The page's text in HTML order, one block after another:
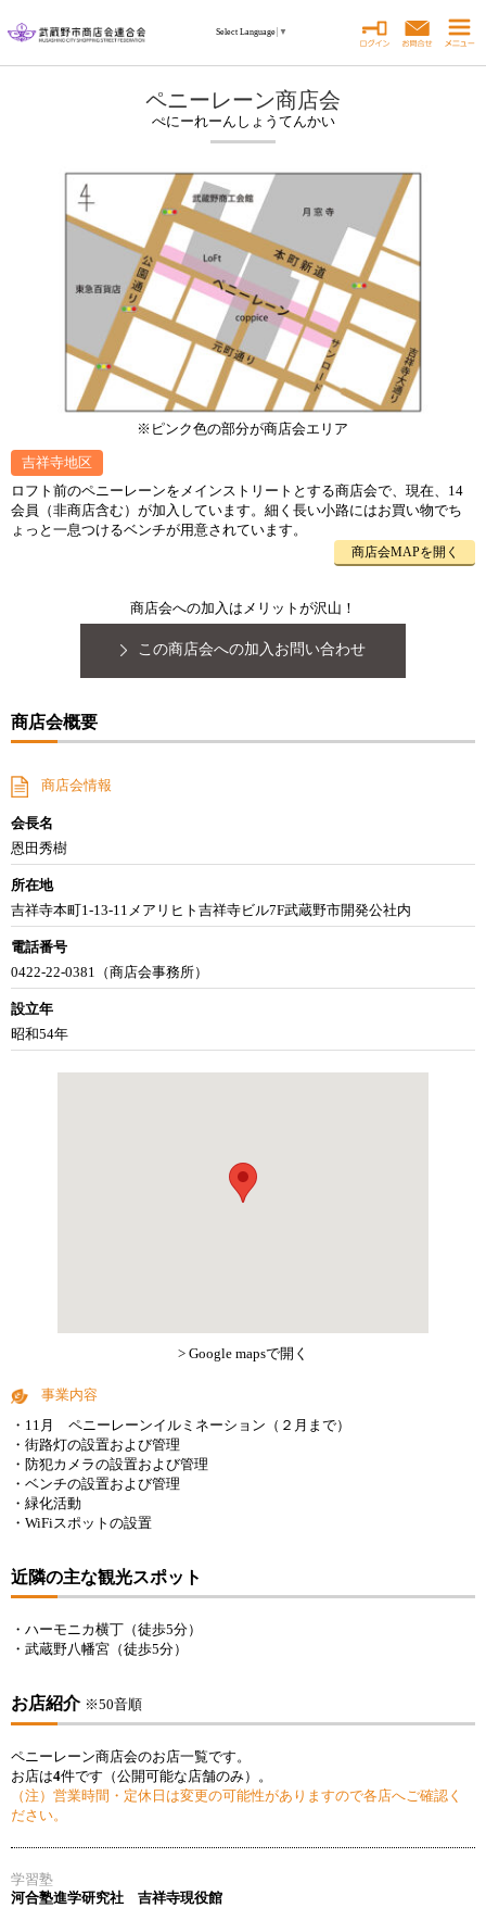
Select Language ▼
ペニーレーン商店会
ぺにーれーんしょうてんかい
※ピンク色の部分が商店会エリア
吉祥寺地区
ロフト前のペニーレーンをメインストリートとする商店会で、現在、14
会員（非商店含む）が加入しています。細く長い小路にはお買い物でち
ょっと一息つけるベンチが用意されています。
商店会MAPを開く
商店会への加入はメリットが沢山！
この商店会への加入お問い合わせ
商店会概要
商店会情報
会長名
恩田秀樹
所在地
吉祥寺本町1-13-11メアリヒト吉祥寺ビル7F武蔵野市開発公社内
電話番号
0422-22-0381（商店会事務所）
設立年
昭和54年
> Google mapsで開く
事業内容
・11月 ペニーレーンイルミネーション（２月まで）
・街路灯の設置および管理
・防犯カメラの設置および管理
・ベンチの設置および管理
・緑化活動
・WiFiスポットの設置
近隣の主な観光スポット
・ハーモニカ横丁（徒歩5分）
・武蔵野八幡宮（徒歩5分）
お店紹介 ※50音順
ペニーレーン商店会のお店一覧です。
お店は4件です（公開可能な店舗のみ）。
（注）営業時間・定休日は変更の可能性がありますので各店へご確認く
ださい。
学習塾
河合塾進学研究社 吉祥寺現役館